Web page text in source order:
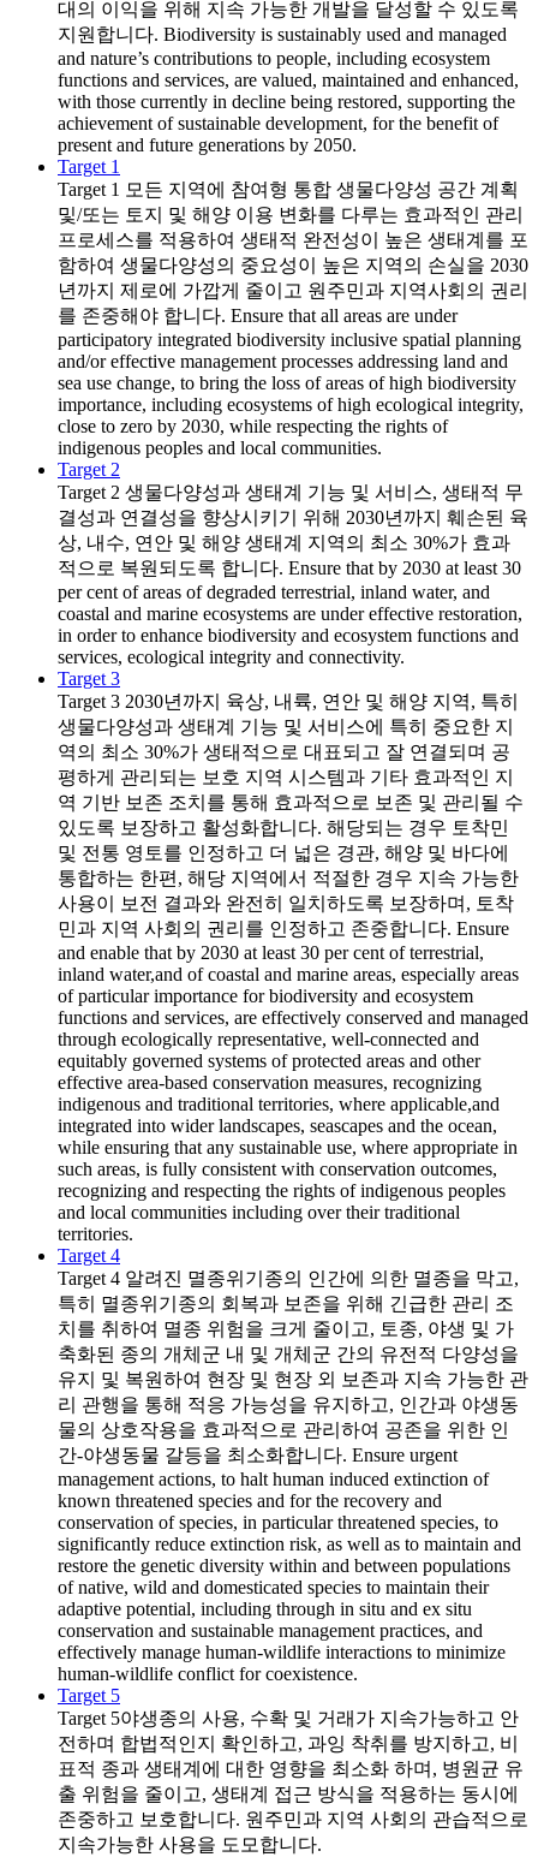
대의 이익을 위해 지속 가능한 개발을 달성할 수 있도록
지원합니다. Biodiversity is sustainably used and managed
and nature’s contributions to people, including ecosystem
functions and services, are valued, maintained and enhanced,
with those currently in decline being restored, supporting the
achievement of sustainable development, for the benefit of
present and future generations by 2050.
Target 1
Target 1 모든 지역에 참여형 통합 생물다양성 공간 계획
및/또는 토지 및 해양 이용 변화를 다루는 효과적인 관리
프로세스를 적용하여 생태적 완전성이 높은 생태계를 포
함하여 생물다양성의 중요성이 높은 지역의 손실을 2030
년까지 제로에 가깝게 줄이고 원주민과 지역사회의 권리
를 존중해야 합니다. Ensure that all areas are under
participatory integrated biodiversity inclusive spatial planning
and/or effective management processes addressing land and
sea use change, to bring the loss of areas of high biodiversity
importance, including ecosystems of high ecological integrity,
close to zero by 2030, while respecting the rights of
indigenous peoples and local communities.
Target 2
Target 2 생물다양성과 생태계 기능 및 서비스, 생태적 무
결성과 연결성을 향상시키기 위해 2030년까지 훼손된 육
상, 내수, 연안 및 해양 생태계 지역의 최소 30%가 효과
적으로 복원되도록 합니다. Ensure that by 2030 at least 30
per cent of areas of degraded terrestrial, inland water, and
coastal and marine ecosystems are under effective restoration,
in order to enhance biodiversity and ecosystem functions and
services, ecological integrity and connectivity.
Target 3
Target 3 2030년까지 육상, 내륙, 연안 및 해양 지역, 특히
생물다양성과 생태계 기능 및 서비스에 특히 중요한 지
역의 최소 30%가 생태적으로 대표되고 잘 연결되며 공
평하게 관리되는 보호 지역 시스템과 기타 효과적인 지
역 기반 보존 조치를 통해 효과적으로 보존 및 관리될 수
있도록 보장하고 활성화합니다. 해당되는 경우 토착민
및 전통 영토를 인정하고 더 넓은 경관, 해양 및 바다에
통합하는 한편, 해당 지역에서 적절한 경우 지속 가능한
사용이 보전 결과와 완전히 일치하도록 보장하며, 토착
민과 지역 사회의 권리를 인정하고 존중합니다. Ensure
and enable that by 2030 at least 30 per cent of terrestrial,
inland water,and of coastal and marine areas, especially areas
of particular importance for biodiversity and ecosystem
functions and services, are effectively conserved and managed
through ecologically representative, well-connected and
equitably governed systems of protected areas and other
effective area-based conservation measures, recognizing
indigenous and traditional territories, where applicable,and
integrated into wider landscapes, seascapes and the ocean,
while ensuring that any sustainable use, where appropriate in
such areas, is fully consistent with conservation outcomes,
recognizing and respecting the rights of indigenous peoples
and local communities including over their traditional
territories.
Target 4
Target 4 알려진 멸종위기종의 인간에 의한 멸종을 막고,
특히 멸종위기종의 회복과 보존을 위해 긴급한 관리 조
치를 취하여 멸종 위험을 크게 줄이고, 토종, 야생 및 가
축화된 종의 개체군 내 및 개체군 간의 유전적 다양성을
유지 및 복원하여 현장 및 현장 외 보존과 지속 가능한 관
리 관행을 통해 적응 가능성을 유지하고, 인간과 야생동
물의 상호작용을 효과적으로 관리하여 공존을 위한 인
간-야생동물 갈등을 최소화합니다. Ensure urgent
management actions, to halt human induced extinction of
known threatened species and for the recovery and
conservation of species, in particular threatened species, to
significantly reduce extinction risk, as well as to maintain and
restore the genetic diversity within and between populations
of native, wild and domesticated species to maintain their
adaptive potential, including through in situ and ex situ
conservation and sustainable management practices, and
effectively manage human-wildlife interactions to minimize
human-wildlife conflict for coexistence.
Target 5
Target 5야생종의 사용, 수확 및 거래가 지속가능하고 안
전하며 합법적인지 확인하고, 과잉 착취를 방지하고, 비
표적 종과 생태계에 대한 영향을 최소화 하며, 병원균 유
출 위험을 줄이고, 생태계 접근 방식을 적용하는 동시에
존중하고 보호합니다. 원주민과 지역 사회의 관습적으로
지속가능한 사용을 도모합니다.